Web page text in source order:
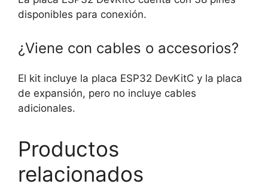
disponibles para conexión.
¿Viene con cables o accesorios?
El kit incluye la placa ESP32 DevKitC y la placa
de expansión, pero no incluye cables
adicionales.
Productos
relacionados